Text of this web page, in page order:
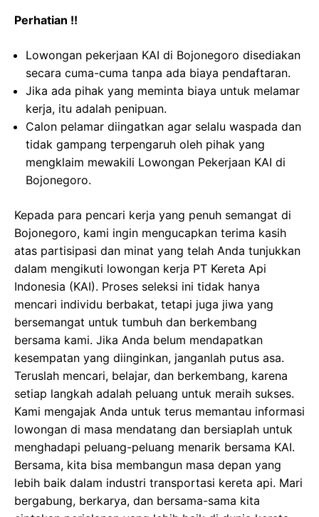
Perhatian !!
Lowongan pekerjaan KAI di Bojonegoro disediakan
secara cuma-cuma tanpa ada biaya pendaftaran.
Jika ada pihak yang meminta biaya untuk melamar
kerja, itu adalah penipuan.
Calon pelamar diingatkan agar selalu waspada dan
tidak gampang terpengaruh oleh pihak yang
mengklaim mewakili Lowongan Pekerjaan KAI di
Bojonegoro.
Kepada para pencari kerja yang penuh semangat di
Bojonegoro, kami ingin mengucapkan terima kasih
atas partisipasi dan minat yang telah Anda tunjukkan
dalam mengikuti lowongan kerja PT Kereta Api
Indonesia (KAI). Proses seleksi ini tidak hanya
mencari individu berbakat, tetapi juga jiwa yang
bersemangat untuk tumbuh dan berkembang
bersama kami. Jika Anda belum mendapatkan
kesempatan yang diinginkan, janganlah putus asa.
Teruslah mencari, belajar, dan berkembang, karena
setiap langkah adalah peluang untuk meraih sukses.
Kami mengajak Anda untuk terus memantau informasi
lowongan di masa mendatang dan bersiaplah untuk
menghadapi peluang-peluang menarik bersama KAI.
Bersama, kita bisa membangun masa depan yang
lebih baik dalam industri transportasi kereta api. Mari
bergabung, berkarya, dan bersama-sama kita